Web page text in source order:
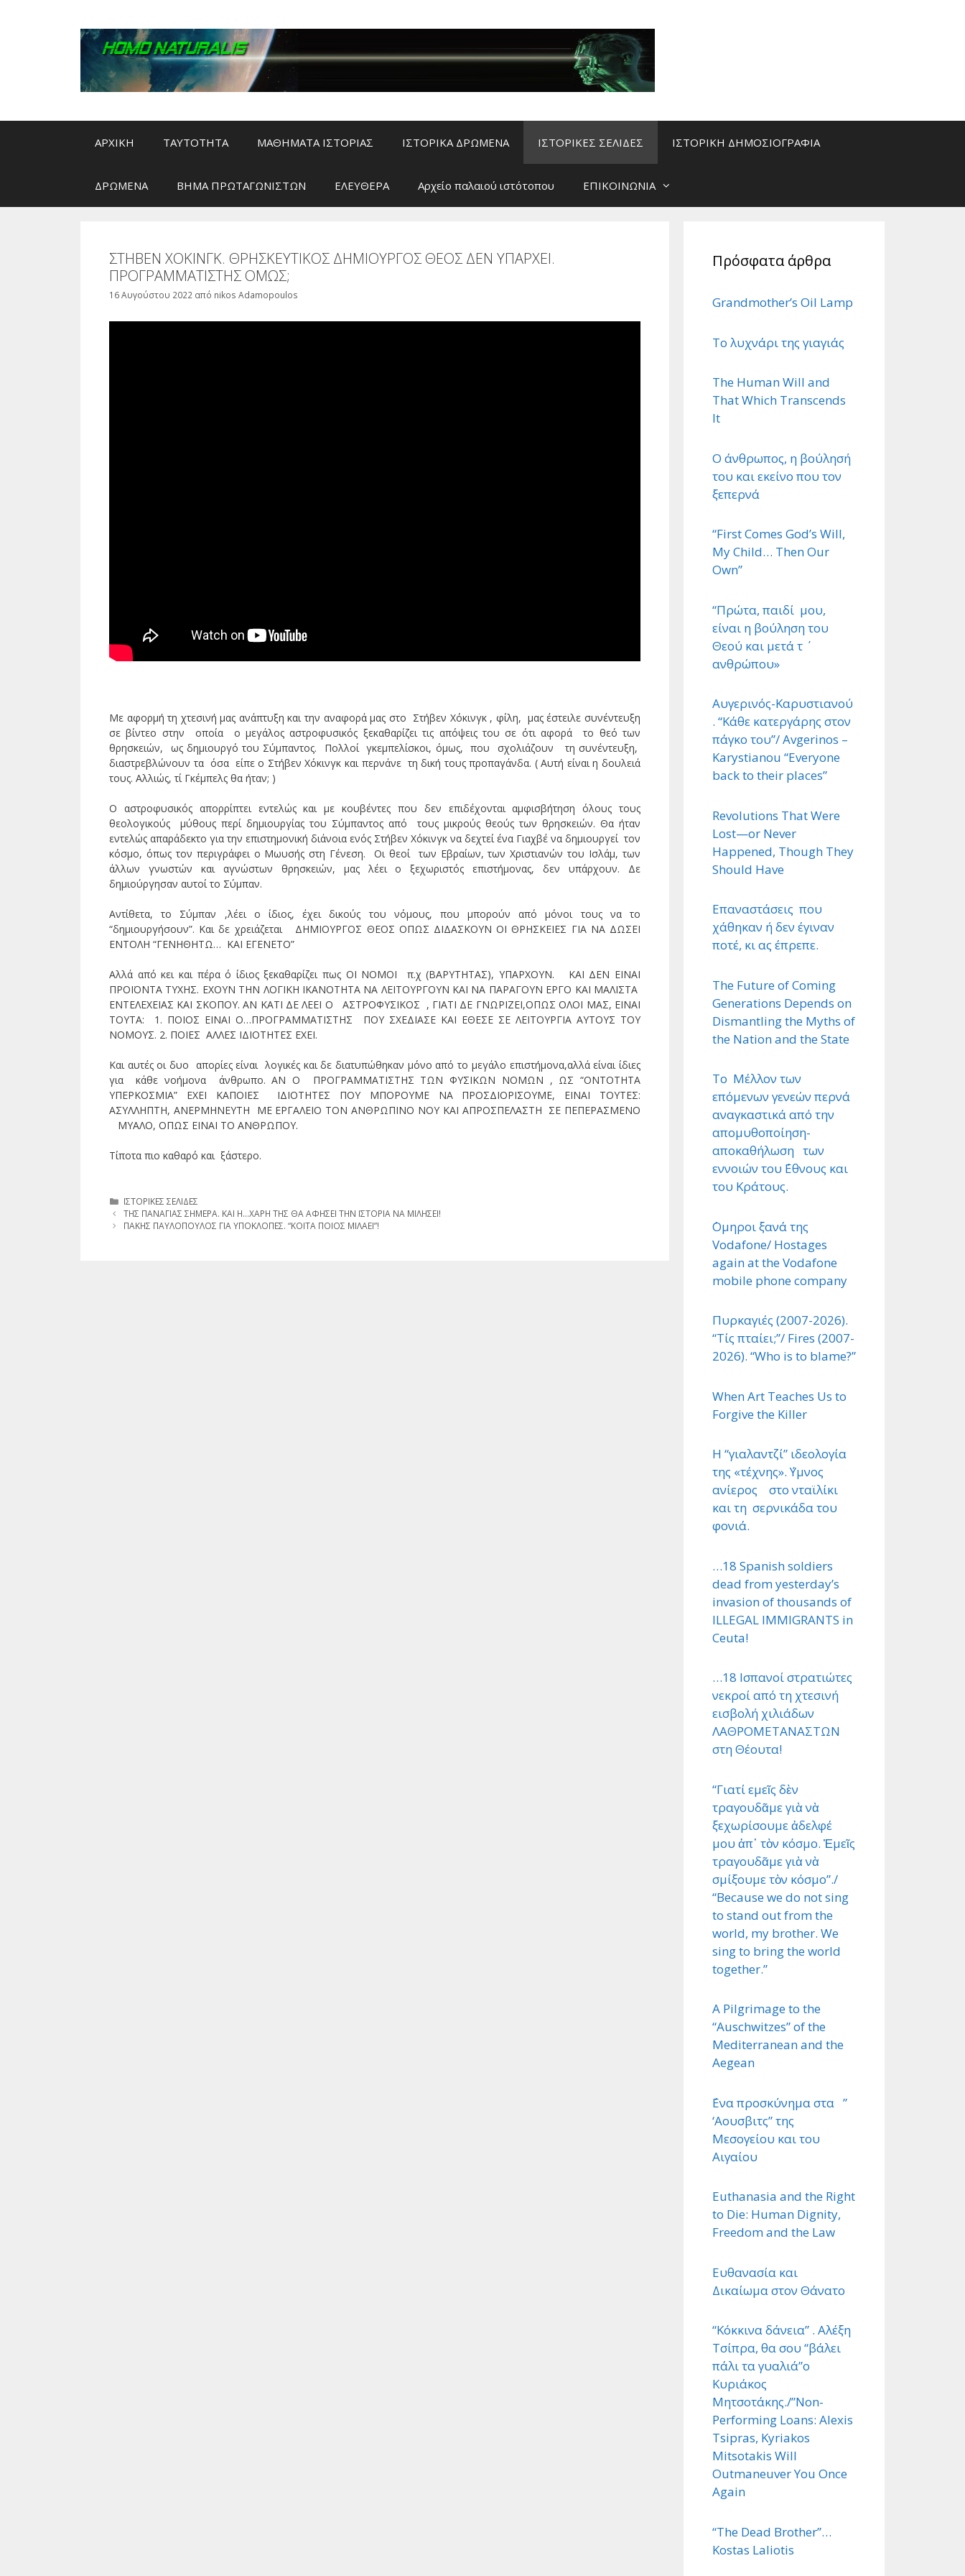
ΑΡΧΙΚΗ ΤΑΥΤΟΤΗΤΑ ΜΑΘΗΜΑΤΑ ΙΣΤΟΡΙΑΣ ΙΣΤΟΡΙΚΑ ΔΡΩΜΕΝΑ ΙΣΤΟΡΙΚΕΣ ΣΕΛΙΔΕΣ ΙΣΤΟΡΙΚΗ ΔΗΜΟΣΙΟΓΡΑΦΙΑ
ΔΡΩΜΕΝΑ ΒΗΜΑ ΠΡΩΤΑΓΩΝΙΣΤΩΝ ΕΛΕΥΘΕΡΑ Αρχείο παλαιού ιστότοπου ΕΠΙΚΟΙΝΩΝΙΑ
ΣΤΗΒΕΝ ΧΟΚΙΝΓΚ. ΘΡΗΣΚΕΥΤΙΚΟΣ ΔΗΜΙΟΥΡΓΟΣ ΘΕΟΣ ΔΕΝ ΥΠΑΡΧΕΙ.
ΠΡΟΓΡΑΜΜΑΤΙΣΤΗΣ ΟΜΩΣ;
16 Αυγούστου 2022 από nikos Adamopoulos
Με αφορμή τη χτεσινή μας ανάπτυξη και την αναφορά μας στο Στήβεν Χόκινγκ , φίλη, μας έστειλε συνέντευξη
σε βίντεο στην οποία ο μεγάλος αστροφυσικός ξεκαθαρίζει τις απόψεις του σε ότι αφορά το θεό των
θρησκειών, ως δημιουργό του Σύμπαντος. Πολλοί γκεμπελίσκοι, όμως, που σχολιάζουν τη συνέντευξη,
διαστρεβλώνουν τα όσα είπε ο Στήβεν Χόκινγκ και περνάνε τη δική τους προπαγάνδα. ( Αυτή είναι η δουλειά
τους. Αλλιώς, τί Γκέμπελς θα ήταν; )
Ο αστροφυσικός απορρίπτει εντελώς και με κουβέντες που δεν επιδέχονται αμφισβήτηση όλους τους
θεολογικούς μύθους περί δημιουργίας του Σύμπαντος από τους μικρούς θεούς των θρησκειών. Θα ήταν
εντελώς απαράδεκτο για την επιστημονική διάνοια ενός Στήβεν Χόκινγκ να δεχτεί ένα Γιαχβέ να δημιουργεί τον
κόσμο, όπως τον περιγράφει ο Μωυσής στη Γένεση. Οι θεοί των Εβραίων, των Χριστιανών του Ισλάμ, των
άλλων γνωστών και αγνώστων θρησκειών, μας λέει ο ξεχωριστός επιστήμονας, δεν υπάρχουν. Δε
δημιούργησαν αυτοί το Σύμπαν.
Αντίθετα, το Σύμπαν ,λέει ο ίδιος, έχει δικούς του νόμους, που μπορούν από μόνοι τους να το
“δημιουργήσουν”. Και δε χρειάζεται ΔΗΜΙΟΥΡΓΟΣ ΘΕΟΣ ΟΠΩΣ ΔΙΔΑΣΚΟΥΝ ΟΙ ΘΡΗΣΚΕΙΕΣ ΓΙΑ ΝΑ ΔΩΣΕΙ
ΕΝΤΟΛΗ “ΓΕΝΗΘΗΤΩ… ΚΑΙ ΕΓΕΝΕΤΟ”
Αλλά από κει και πέρα ό ίδιος ξεκαθαρίζει πως ΟΙ ΝΟΜΟΙ π.χ (ΒΑΡΥΤΗΤΑΣ), ΥΠΑΡΧΟΥΝ. ΚΑΙ ΔΕΝ ΕΙΝΑΙ
ΠΡΟΪΟΝΤΑ ΤΥΧΗΣ. ΕΧΟΥΝ ΤΗΝ ΛΟΓΙΚΗ ΙΚΑΝΟΤΗΤΑ ΝΑ ΛΕΙΤΟΥΡΓΟΥΝ ΚΑΙ ΝΑ ΠΑΡΑΓΟΥΝ ΕΡΓΟ ΚΑΙ ΜΑΛΙΣΤΑ
ΕΝΤΕΛΕΧΕΙΑΣ ΚΑΙ ΣΚΟΠΟΥ. ΑΝ ΚΑΤΙ ΔΕ ΛΕΕΙ Ο ΑΣΤΡΟΦΥΣΙΚΟΣ , ΓΙΑΤΙ ΔΕ ΓΝΩΡΙΖΕΙ,ΟΠΩΣ ΟΛΟΙ ΜΑΣ, ΕΙΝΑΙ
ΤΟΥΤΑ: 1. ΠΟΙΟΣ ΕΙΝΑΙ Ο…ΠΡΟΓΡΑΜΜΑΤΙΣΤΗΣ ΠΟΥ ΣΧΕΔΙΑΣΕ ΚΑΙ ΕΘΕΣΕ ΣΕ ΛΕΙΤΟΥΡΓΙΑ ΑΥΤΟΥΣ ΤΟΥ
ΝΟΜΟΥΣ. 2. ΠΟΙΕΣ ΑΛΛΕΣ ΙΔΙΟΤΗΤΕΣ ΕΧΕΙ.
Και αυτές οι δυο απορίες είναι λογικές και δε διατυπώθηκαν μόνο από το μεγάλο επιστήμονα,αλλά είναι ίδιες
για κάθε νοήμονα άνθρωπο. ΑΝ Ο ΠΡΟΓΡΑΜΜΑΤΙΣΤΗΣ ΤΩΝ ΦΥΣΙΚΩΝ ΝΟΜΩΝ , ΩΣ “ΟΝΤΟΤΗΤΑ
ΥΠΕΡΚΟΣΜΙΑ” ΕΧΕΙ ΚΑΠΟΙΕΣ ΙΔΙΟΤΗΤΕΣ ΠΟΥ ΜΠΟΡΟΥΜΕ ΝΑ ΠΡΟΣΔΙΟΡΙΣΟΥΜΕ, ΕΙΝΑΙ ΤΟΥΤΕΣ:
ΑΣΥΛΛΗΠΤΗ, ΑΝΕΡΜΗΝΕΥΤΗ ΜΕ ΕΡΓΑΛΕΙΟ ΤΟΝ ΑΝΘΡΩΠΙΝΟ ΝΟΥ ΚΑΙ ΑΠΡΟΣΠΕΛΑΣΤΗ ΣΕ ΠΕΠΕΡΑΣΜΕΝΟ
ΜΥΑΛΟ, ΟΠΩΣ ΕΙΝΑΙ ΤΟ ΑΝΘΡΩΠΟΥ.
Τίποτα πιο καθαρό και ξάστερο.
Κατηγορίες
ΙΣΤΟΡΙΚΕΣ ΣΕΛΙΔΕΣ
ΤΗΣ ΠΑΝΑΓΙΑΣ ΣΗΜΕΡΑ. ΚΑΙ Η…ΧΑΡΗ ΤΗΣ ΘΑ ΑΦΗΣΕΙ ΤΗΝ ΙΣΤΟΡΙΑ ΝΑ ΜΙΛΗΣΕΙ!
ΠΑΚΗΣ ΠΑΥΛΟΠΟΥΛΟΣ ΓΙΑ ΥΠΟΚΛΟΠΕΣ. “ΚΟΙΤΑ ΠΟΙΟΣ ΜΙΛΑΕΙ”!
Πρόσφατα άρθρα
Grandmother’s Oil Lamp
Το λυχνάρι της γιαγιάς
The Human Will and
That Which Transcends
It
Ο άνθρωπος, η βούλησή
του και εκείνο που τον
ξεπερνά
“First Comes God’s Will,
My Child… Then Our
Own”
“Πρώτα, παιδί μου,
είναι η βούληση του
Θεού και μετά τ ΄
ανθρώπου»
Αυγερινός-Καρυστιανού
. “Κάθε κατεργάρης στον
πάγκο του”/ Avgerinos –
Karystianou “Εveryone
back to their places”
Revolutions That Were
Lost—or Never
Happened, Though They
Should Have
Επαναστάσεις που
χάθηκαν ή δεν έγιναν
ποτέ, κι ας έπρεπε.
The Future of Coming
Generations Depends on
Dismantling the Myths of
the Nation and the State
Το Μέλλον των
επόμενων γενεών περνά
αναγκαστικά από την
απομυθοποίηση-
αποκαθήλωση των
εννοιών του ΄Εθνους και
του Κράτους.
΄Ομηροι ξανά της
Vodafone/ Hostages
again at the Vodafone
mobile phone company
Πυρκαγιές (2007-2026).
“Τίς πταίει;”/ Fires (2007-
2026). “Who is to blame?”
When Art Teaches Us to
Forgive the Killer
Η “γιαλαντζί” ιδεολογία
της «τέχνης». ΄Υμνος
ανίερος στο νταϊλίκι
και τη σερνικάδα του
φονιά.
…18 Spanish soldiers
dead from yesterday’s
invasion of thousands of
ILLEGAL IMMIGRANTS in
Ceuta!
…18 Ισπανοί στρατιώτες
νεκροί από τη χτεσινή
εισβολή χιλιάδων
ΛΑΘΡΟΜΕΤΑΝΑΣΤΩΝ
στη Θέουτα!
“Γιατί εμεῖς δὲν
τραγουδᾶμε γιὰ νὰ
ξεχωρίσουμε ἀδελφέ
μου ἀπ᾿ τὸν κόσμο. Ἐμεῖς
τραγουδᾶμε γιὰ νὰ
σμίξουμε τὸν κόσμο”./
“Because we do not sing
to stand out from the
world, my brother. We
sing to bring the world
together.”
A Pilgrimage to the
“Auschwitzes” of the
Mediterranean and the
Aegean
΄Ενα προσκύνημα στα ”
‘Αουσβιτς” της
Μεσογείου και του
Αιγαίου
Euthanasia and the Right
to Die: Human Dignity,
Freedom and the Law
Ευθανασία και
Δικαίωμα στον Θάνατο
“Κόκκινα δάνεια” . Αλέξη
Τσίπρα, θα σου “βάλει
πάλι τα γυαλιά”ο
Κυριάκος
Μητσοτάκης./”Non-
Performing Loans: Alexis
Tsipras, Kyriakos
Mitsotakis Will
Outmaneuver You Once
Again
“The Dead Brother”…
Kostas Laliotis